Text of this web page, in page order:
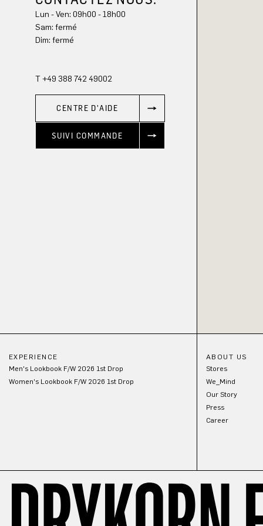
Lun - Ven: 09h00 - 18h00
Sam: fermé
Dim: fermé
T +49 388 742 49002
CENTRE D'AIDE
SUIVI COMMANDE
EXPERIENCE
Men's Lookbook F/W 2026 1st Drop
Women's Lookbook F/W 2026 1st Drop
ABOUT US
Stores
We_Mind
Our Story
Press
Career